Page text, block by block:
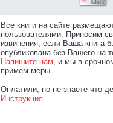
Все книги на сайте
пользователями. Приносим
извинения, если Ваша книга
опубликована без Вашего на
Напишите нам, и мы в
примем меры.
Оплатили, но не знаете что
Инструкция.